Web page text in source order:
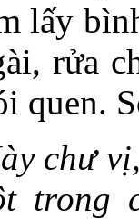
lấy
rửa
quen.
chư
trong